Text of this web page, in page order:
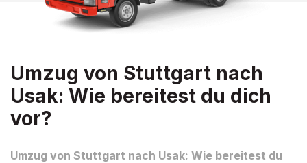
Umzug von Stuttgart nach
Usak: Wie bereitest du dich
vor?
Umzug von Stuttgart nach Usak: Wie bereitest du